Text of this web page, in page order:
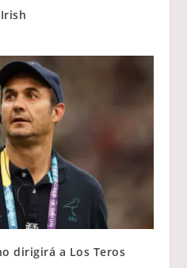
dirigirá a Los Teros